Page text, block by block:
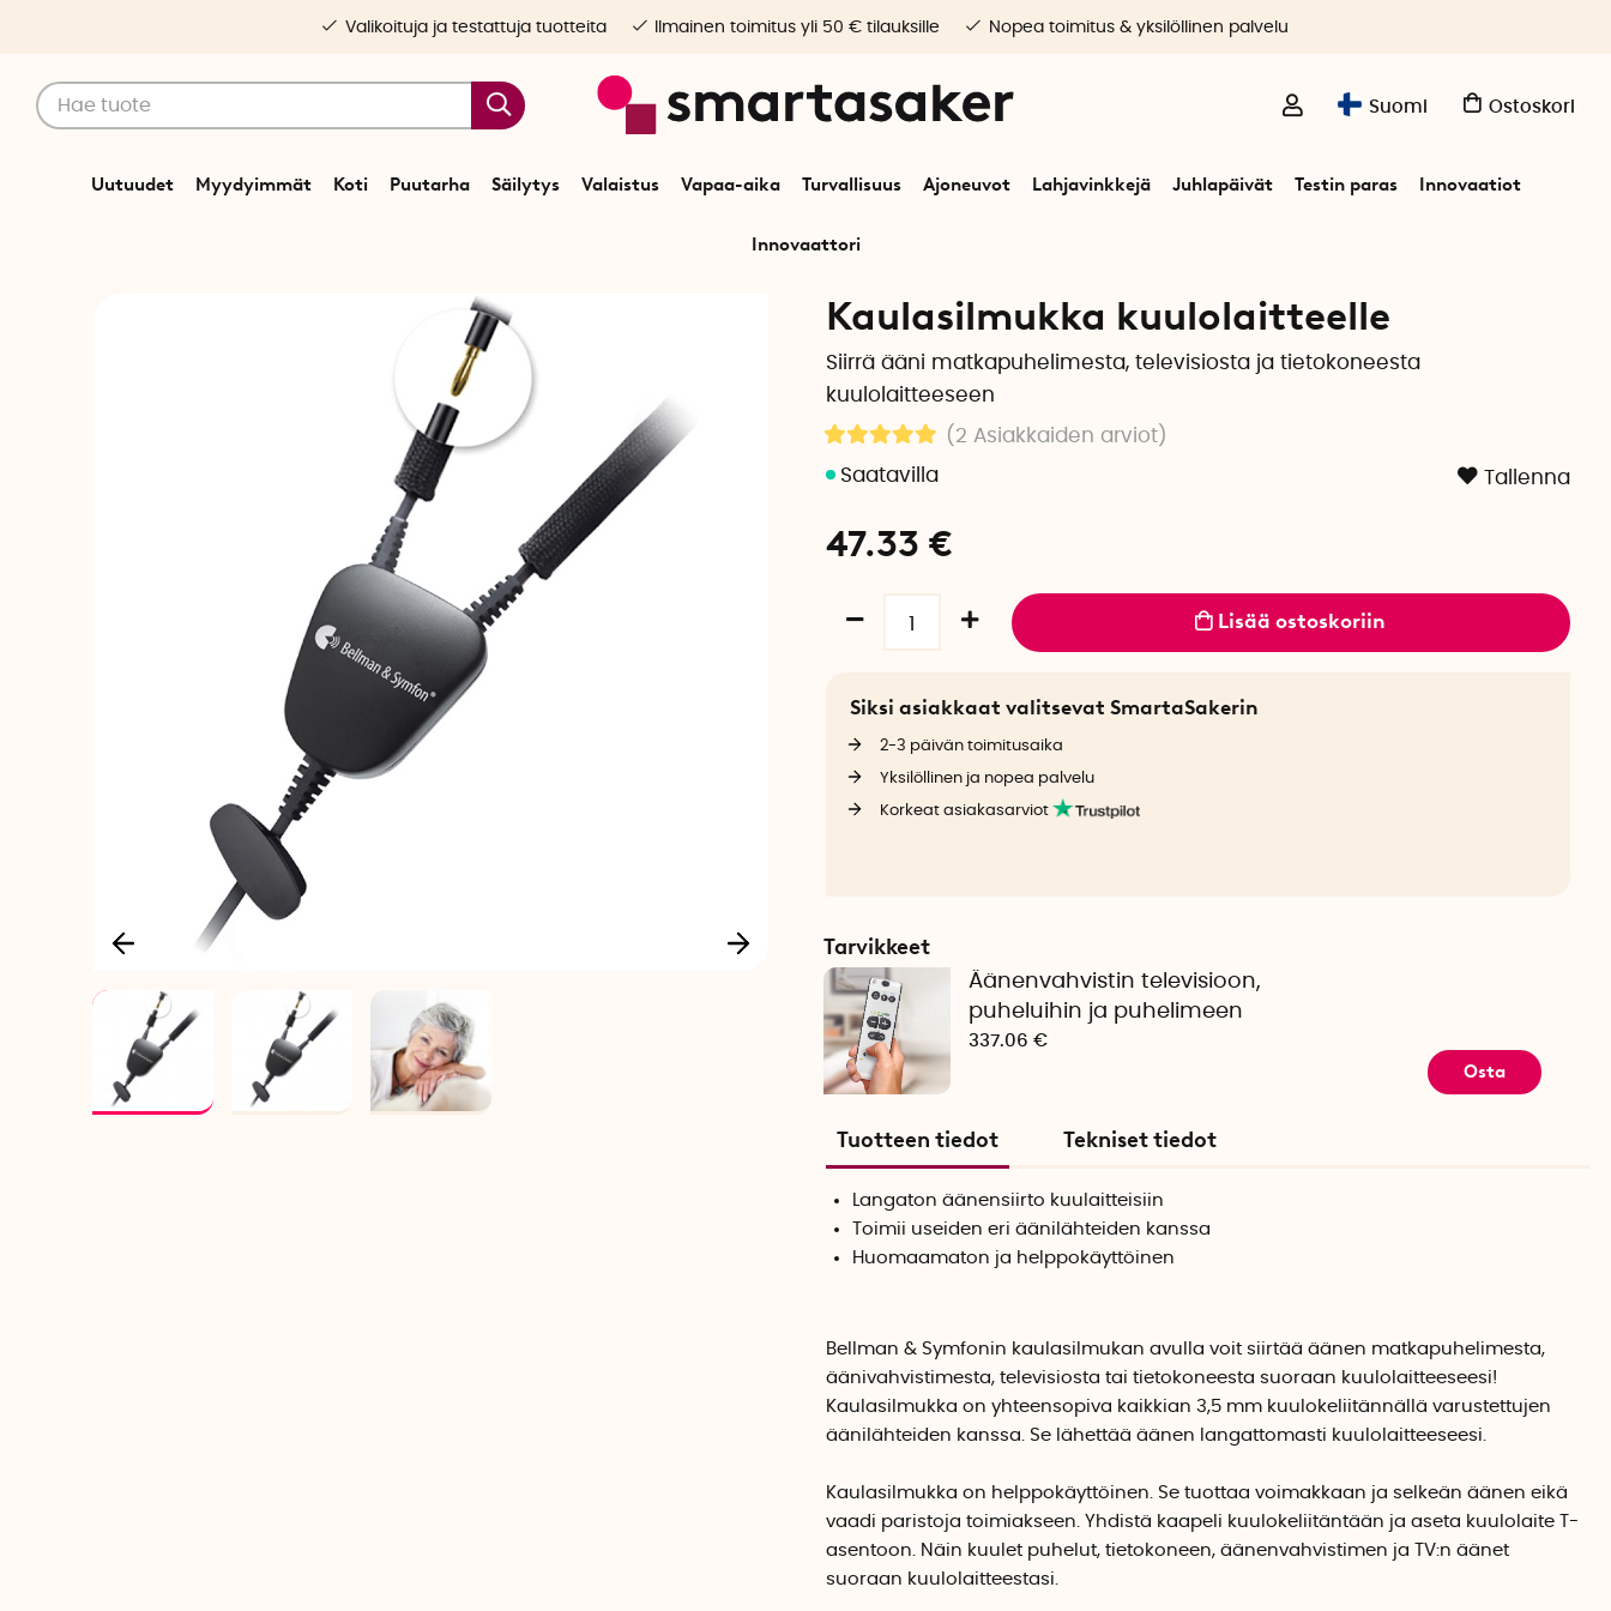
Suomi Ostoskori
Uutuudet Myydyimmät Koti Puutarha Säilytys Valaistus Vapaa-aika Turvallisuus Ajoneuvot Lahjavinkkejä Juhlapäivät Testin paras Innovaatiot
Innovaattori
Valikoituja ja testattuja tuotteita Ilmainen toimitus yli 50 € tilauksille Nopea toimitus & yksilöllinen palvelu
Turvatuotteet Pientarvikkeet
Kaulasilmukka kuulolaitteelle
Siirrä ääni matkapuhelimesta, televisiosta ja tietokoneesta
kuulolaitteeseen
(2 Asiakkaiden arviot)
Tallenna
47.33 €
Lisää ostoskoriin
Siksi asiakkaat valitsevat SmartaSakerin
2-3 päivän toimitusaika
Yksilöllinen ja nopea palvelu
Korkeat asiakasarviot
Tarvikkeet
Äänenvahvistin televisioon,
puheluihin ja puhelimeen
337.06 €
Osta
Tuotteen tiedot Tekniset tiedot
Langaton äänensiirto kuulaitteisiin
Toimii useiden eri äänilähteiden kanssa
Huomaamaton ja helppokäyttöinen
Bellman & Symfonin kaulasilmukan avulla voit siirtää äänen matkapuhelimesta,
äänivahvistimesta, televisiosta tai tietokoneesta suoraan kuulolaitteeseesi!
Kaulasilmukka on yhteensopiva kaikkian 3,5 mm kuulokeliitännällä varustettujen
äänilähteiden kanssa. Se lähettää äänen langattomasti kuulolaitteeseesi.
Kaulasilmukka on helppokäyttöinen. Se tuottaa voimakkaan ja selkeän äänen eikä
vaadi paristoja toimiakseen. Yhdistä kaapeli kuulokeliitäntään ja aseta kuulolaite T-
asentoon. Näin kuulet puhelut, tietokoneen, äänenvahvistimen ja TV:n äänet
suoraan kuulolaitteestasi.